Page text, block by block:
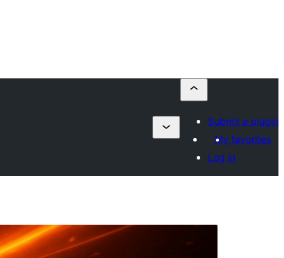
Submit a plugin
My favorites
Log in